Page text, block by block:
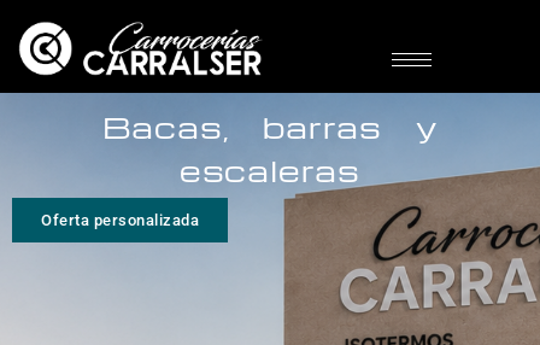
Bacas, barras y
escaleras
Oferta personalizada